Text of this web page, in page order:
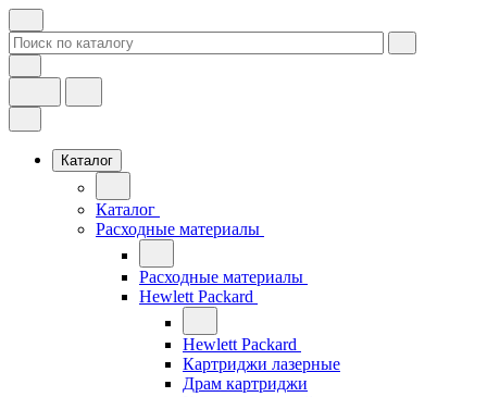
Каталог
Каталог
Расходные материалы
Расходные материалы
Hewlett Packard
Hewlett Packard
Картриджи лазерные
Драм картриджи